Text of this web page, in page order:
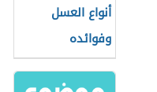
أنواع العسل
وفوائده